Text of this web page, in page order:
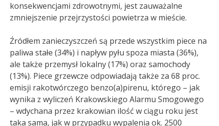
konsekwencjami zdrowotnymi, jest zauważalne
zmniejszenie przejrzystości powietrza w mieście.
Źródłem zanieczyszczeń są przede wszystkim piece na
paliwa stałe (34%) i napływ pyłu spoza miasta (36%),
ale także przemysł lokalny (17%) oraz samochody
(13%). Piece grzewcze odpowiadają także za 68 proc.
emisji rakotwórczego benzo(a)pirenu, którego – jak
wynika z wyliczeń Krakowskiego Alarmu Smogowego
– wdychana przez krakowian ilość w ciągu roku jest
taka sama, jak w przypadku wypalenia ok. 2500